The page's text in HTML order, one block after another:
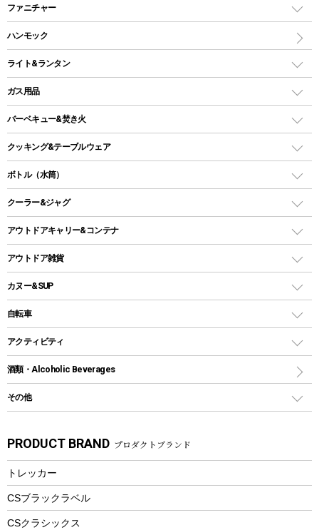
ワンポールテント
シェルターテント
ソロテント
ロッジ型・オリジナルテント
タープ
スクエアタープ（レクタタープ）
メッシュタープ
自立式タープ
パラソル
テントアクセサリー
ペグ
ポール
グランドシート
ガイドロープ
ツール
インナーシュラフ
キャンピングベッド・コット
インフレータブルマット
ファニチャー
アウトドアテーブル
レジャーシート
ハンモック
ライト&ランタン
LEDランタン
ガスランタン
オイルランタン
LEDライト
ヘッドライト
キャンドル
ガス用品
ガスバーナー
ガス缶
ガストーチ、ライター
バーベキュー&焚き火
バーベキューコンロ、グリル
焚き火台タイプ（ロースタイル）グリル
卓上タイプグリル
パーティータイプグリル
ソロキャンプ用グリル
鉄板、アミ
焚き火台&ストーブ
火起こし
バーベキューツール
クッキング&テーブルウェア
ダッチオーブン
ホットサンドメーカー
クッカーセット
シェラカップ
クッキングツール
ナイフ
カトラリー
マグカップ、カップ
ステンレスボトル
フードボトル
ボトル（水筒）
ステンレスボトル
コップ付きタイプ
ワンタッチタイプ
プラスチックボトル
ディズニーボトル
クーラー&ジャグ
クーラーボックス
クーラーバッグ
ウォータージャグ
保冷剤
アウトドアキャリー&コンテナ
アウトドアキャリー
アウトドア雑貨
バックパック&バッグ
リュック、バックパック
トートバッグ、サコッシュ
ショッピングキャリー
その他アウトドア雑貨
スプレー関係
ツール、他
カヌー&SUP
インフレータブル
カヤック
パドル
ヘルメット
エアーポンプ
アクセサリー
自転車
折りたたみ自転車
スポーツサイクル
シティサイクル
自転車ウェア
アクティビティ
マリン
ラッシュガード
パラソル
フローティングベスト
ヘルメット
酒類・Alcoholic Beverages
その他
湯たんぽ
防災用品
PRODUCT BRAND プロダクトブランド
トレッカー
CSブラックラベル
CSクラシックス